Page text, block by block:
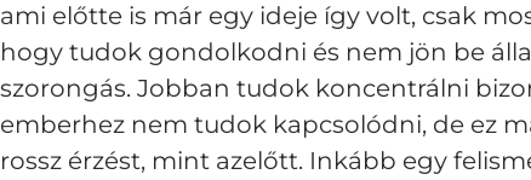
ami előtte is már egy ideje így volt, csak
hogy tudok gondolkodni és nem jön be
szorongás. Jobban tudok koncentrálni
emberhez nem tudok kapcsolódni, de ez
rossz érzést, mint azelőtt. Inkább egy